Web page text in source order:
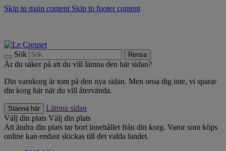
Skip to main content Skip to footer content
Sök Rensa
Är du säker på att du vill lämna den här sidan?
Din varukorg är tom på den nya sidan. Men oroa dig inte, vi sparar
din korg här när du vill återvända.
Stanna här
Lämna sidan
Välj din plats Välj din plats
Att ändra din plats tar bort innehållet från din korg. Varor som köps
online kan endast skickas till det valda landet.